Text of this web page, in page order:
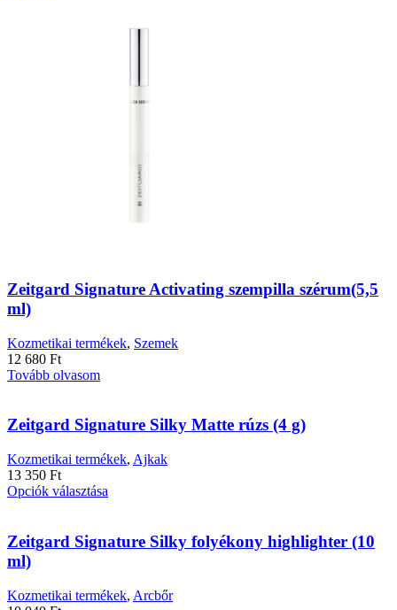
variációja
változatok
Zeitgard Signature Activating szempilla szérum(5,5
ml)
Kozmetikai termékek, Szemek
12 680 Ft
Tovább olvasom
Zeitgard Signature Silky Matte rúzs (4 g)
Kozmetikai termékek, Ajkak
13 350 Ft
Opciók választása
több
variációja
változatok
Zeitgard Signature Silky folyékony highlighter (10
ml)
Kozmetikai termékek, Arcbőr